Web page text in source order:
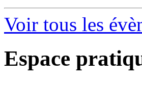
Voir tous les
Espace